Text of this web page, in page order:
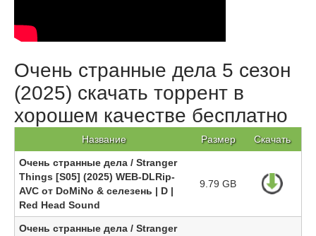
Очень странные дела 5 сезон
(2025) скачать торрент в
хорошем качестве бесплатно
Название Размер Скачать
Очень странные дела / Stranger
Things [S05] (2025) WEB-DLRip-
AVC от DoMiNo & селезень | D |
Red Head Sound
9.79 GB
Очень странные дела / Stranger